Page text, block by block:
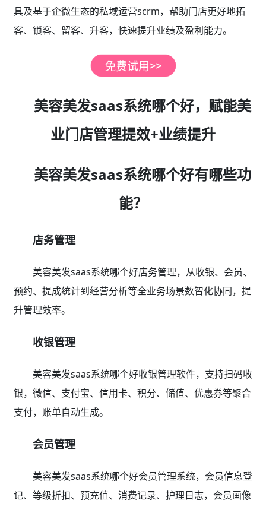
具及基于企微生态的私域运营scrm，帮助门店更好地拓
客、锁客、留客、升客，快速提升业绩及盈利能力。
美容美发saas系统哪个好，赋能美
业门店管理提效+业绩提升
美容美发saas系统哪个好有哪些功
能？
店务管理
美容美发saas系统哪个好店务管理，从收银、会员、
预约、提成统计到经营分析等全业务场景数智化协同，提
升管理效率。
收银管理
美容美发saas系统哪个好收银管理软件，支持扫码收
银，微信、支付宝、信用卡、积分、储值、优惠券等聚合
支付，账单自动生成。
会员管理
美容美发saas系统哪个好会员管理系统，会员信息登
记、等级折扣、预充值、消费记录、护理日志，会员画像